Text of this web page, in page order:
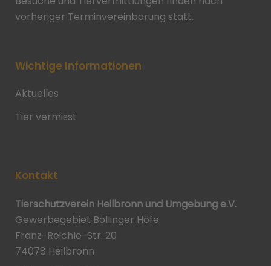
vorheriger Terminvereinbarung statt.
Wichtige Informationen
Aktuelles
Tier vermisst
Kontakt
Tierschutzverein Heilbronn und Umgebung e.V.
Gewerbegebiet Böllinger Höfe
Franz-Reichle-Str. 20
74078 Heilbronn